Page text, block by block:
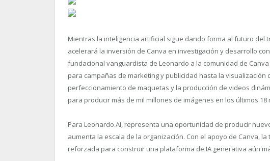
Mientras la inteligencia artificial sigue dando forma al futuro del
acelerará la inversión de Canva en investigación y desarrollo
fundacional vanguardista de Leonardo a la comunidad de
para campañas de marketing y publicidad hasta la
perfeccionamiento de maquetas y la producción de videos
para producir más de mil millones de imágenes en los últimos 18
Para Leonardo.AI, representa una oportunidad de producir
aumenta la escala de la organización. Con el apoyo de Canva,
reforzada para construir una plataforma de IA generativa aún